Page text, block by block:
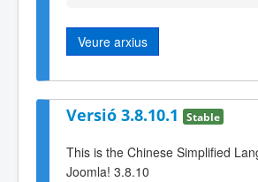
Veure arxius
Versió 3.8.10.1 Stable
This is the Chinese Simplified
Joomla! 3.8.10